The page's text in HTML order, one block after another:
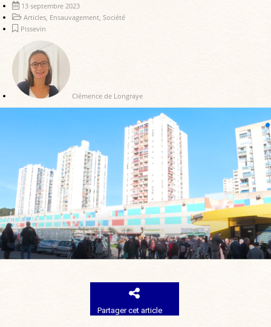
13 septembre 2023
Articles Ensauvagement Société
Pissevin
Clémence de Longraye
Partager cet article